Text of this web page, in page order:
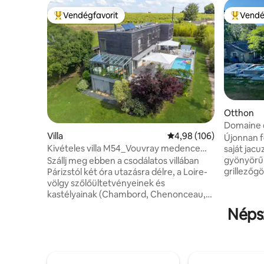
Kiemelt vendégfavorit
Vendégfavorit
Villa Átlagos értékelés: 5/
4,98 (106)
Kivételes villa M54_Vouvray medence
gyógyfürdő Loir-völgy
Szállj meg ebben a csodálatos villában
Párizstól két óra utazásra délre, a Loire-
völgy szőlőültetvényeinek és
kastélyainak (Chambord, Chenonceau,
Kiemelt
Otthon
Domaine
Újonnan
saját
gyönyörű
kastély
hektár